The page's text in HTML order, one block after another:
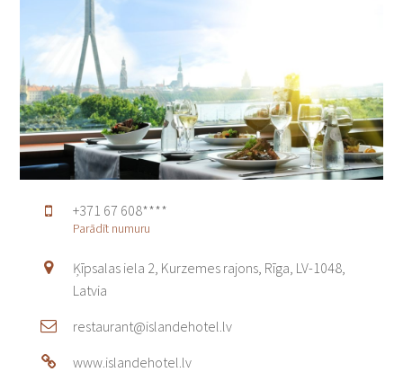
KĀZU DĀVANAS
KĀZU DEJA
KĀZU DEKORĀCIJAS
KĀZU DZĒRIENI
KĀZU FLORISTIKA
KĀZU FOTOGRĀFI
KĀZU INVENTĀRA NOMA
KĀZU MŪZIKA
KĀZU NAKTSMĪTNES
KĀZU PIETURVIETAS
Parādīt numuru
+371 67 608****
Ķīpsalas iela 2, Kurzemes rajons, Rīga, LV-1048,
Latvia
restaurant@islandehotel.lv
www.islandehotel.lv